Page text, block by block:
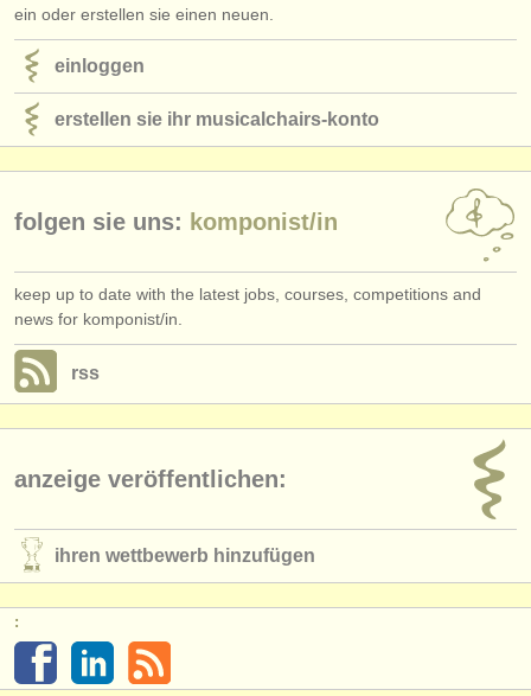
ein oder erstellen sie einen neuen.
einloggen
erstellen sie ihr musicalchairs-konto
folgen sie uns: komponist/in
keep up to date with the latest jobs, courses, competitions and
news for komponist/in.
rss
anzeige veröffentlichen:
ihren wettbewerb hinzufügen
: